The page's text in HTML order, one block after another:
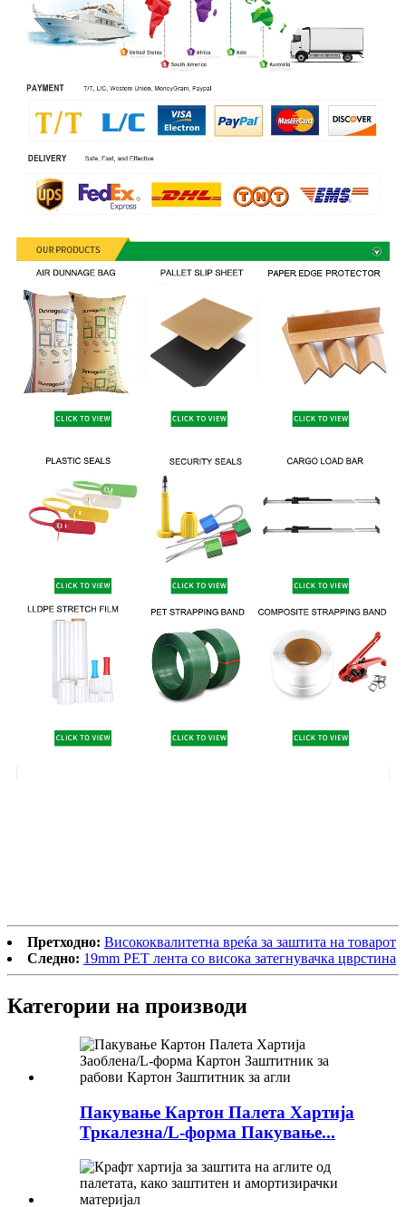
Претходно: Висококвалитетна вреќа за заштита на товарот
Следно: 19mm PET лента со висока затегнувачка цврстина
Категории на производи
Пакување Картон Палета Хартија
Тркалезна/L-форма Пакување...